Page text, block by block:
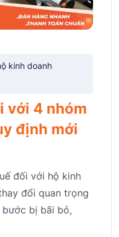
kinh doanh
với 4 nhóm
định mới
đối với hộ kinh
đổi quan trọng
bị bãi bỏ,